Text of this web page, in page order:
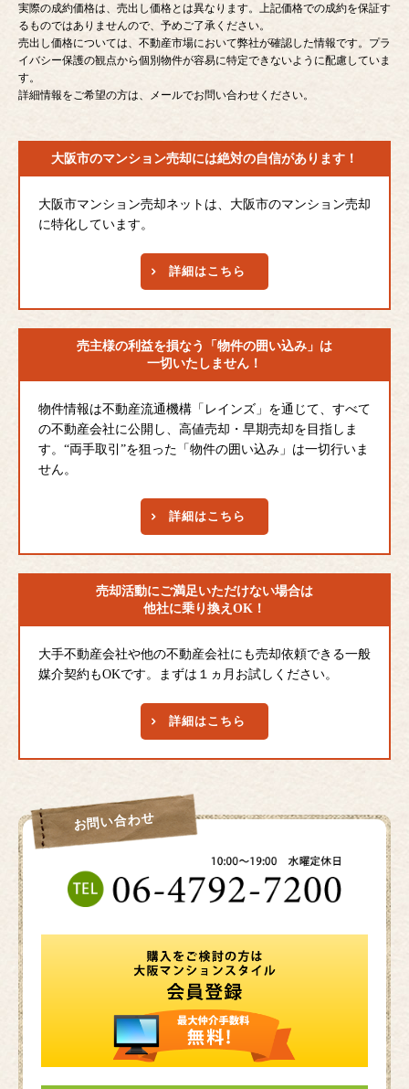
実際の成約価格は、売出し価格とは異なります。上記価格での成約を保証す
るものではありませんので、予めご了承ください。
売出し価格については、不動産市場において弊社が確認した情報です。プラ
イバシー保護の観点から個別物件が容易に特定できないように配慮していま
す。
詳細情報をご希望の方は、メールでお問い合わせください。
大阪市のマンション売却には絶対の自信があります！
大阪市マンション売却ネットは、大阪市のマンション売却
に特化しています。
詳細はこちら
売主様の利益を損なう
「物件の囲い込み」は
一切いたしません！
物件情報は不動産流通機構「レインズ」を通じて、すべて
の不動産会社に公開し、高値売却・早期売却を目指しま
す。“両手取引”を狙った「物件の囲い込み」は一切行いま
せん。
詳細はこちら
売却活動にご満足いただけない場合は
他社に乗り換えOK！
大手不動産会社や他の不動産会社にも売却依頼できる一般
媒介契約もOKです。まずは１ヵ月お試しください。
詳細はこちら
お問い合わせ